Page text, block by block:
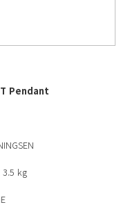
Pendant
kg